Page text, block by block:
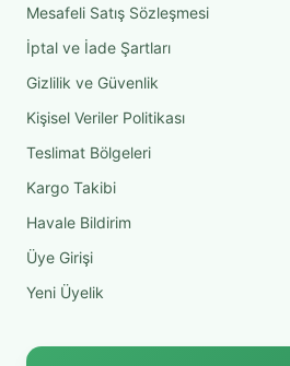
Mesafeli Satış Sözleşmesi
İptal ve İade Şartları
Gizlilik ve Güvenlik
Kişisel Veriler Politikası
Teslimat Bölgeleri
Kargo Takibi
Havale Bildirim
Üye Girişi
Yeni Üyelik